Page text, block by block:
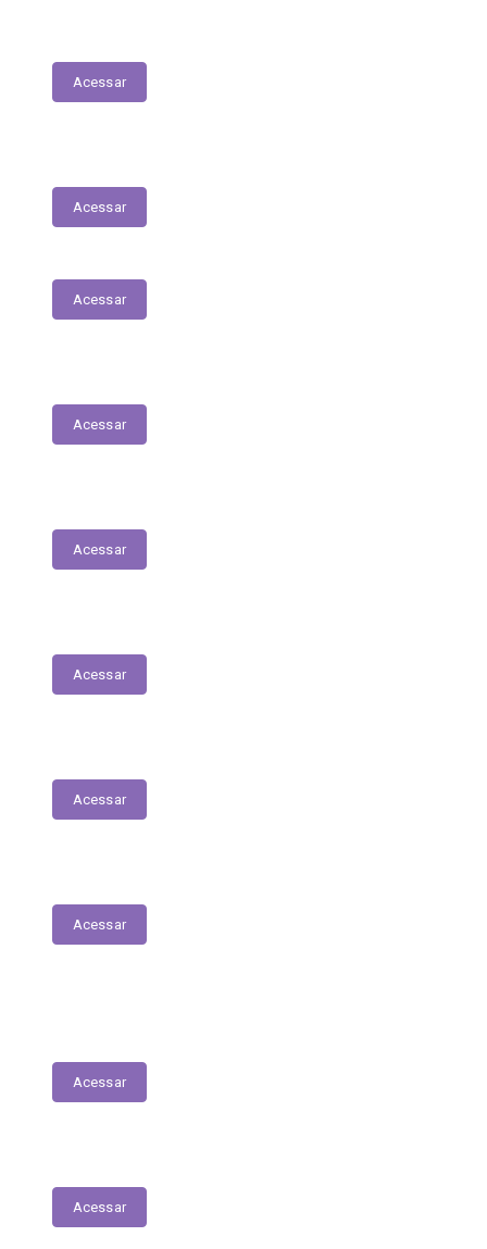
Acessar
Acessar
Acessar
Acessar
Acessar
Acessar
Acessar
Acessar
Acessar
Acessar